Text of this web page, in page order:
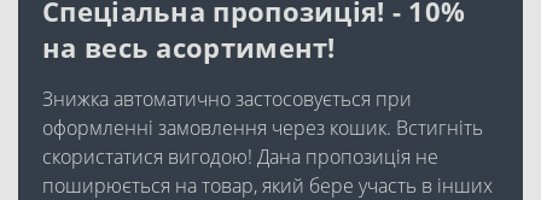
Спеціальна пропозиція! - 10%
на весь асортимент!
Знижка автоматично застосовується при
оформленні замовлення через кошик. Встигніть
скористатися вигодою! Дана пропозиція не
поширюється на товар, який бере участь в інших